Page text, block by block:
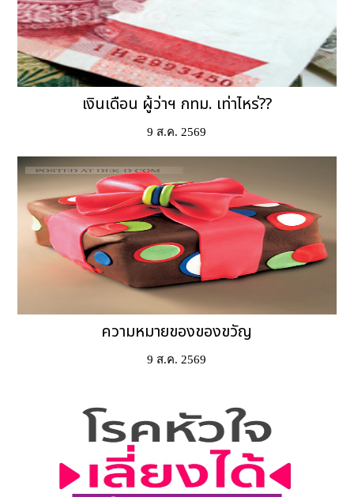
เงินเดือน ผู้ว่าฯ กทม. เท่าไหร่??
9 ส.ค. 2569
ความหมายของของขวัญ
9 ส.ค. 2569